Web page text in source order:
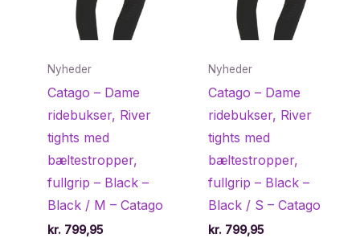
Nyheder
Catago – Dame
ridebukser, River
tights med
bæltestropper,
fullgrip – Black –
Black / M – Catago
kr. 799,95
Nyheder
Catago – Dame
ridebukser, River
tights med
bæltestropper,
fullgrip – Black –
Black / S – Catago
kr.799,95